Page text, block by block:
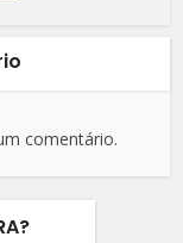
comentário.